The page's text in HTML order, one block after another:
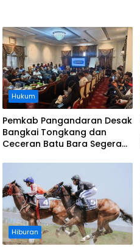
Hukum
Pemkab Pangandaran Desak
Bangkai Tongkang dan
Ceceran Batu Bara Segera
Koordinasi Perusahaan
Hiburan